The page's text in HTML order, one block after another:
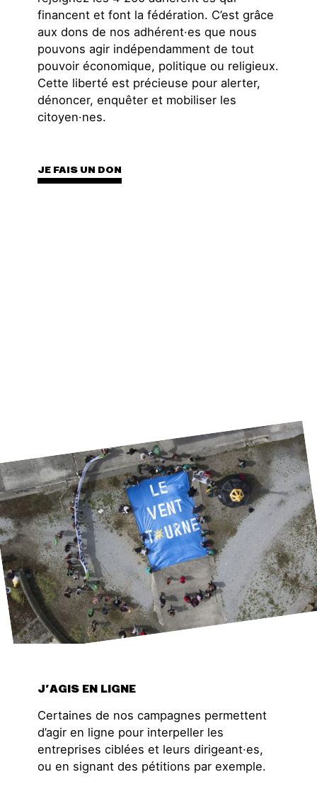
financent et font la fédération. C’est grâce
aux dons de nos adhérent·es que nous
pouvons agir indépendamment de tout
pouvoir économique, politique ou religieux.
Cette liberté est précieuse pour alerter,
dénoncer, enquêter et mobiliser les
citoyen·nes.
JE FAIS UN DON
J’AGIS EN LIGNE
Certaines de nos campagnes permettent
d’agir en ligne pour interpeller les
entreprises ciblées et leurs dirigeant·es,
ou en signant des pétitions par exemple.